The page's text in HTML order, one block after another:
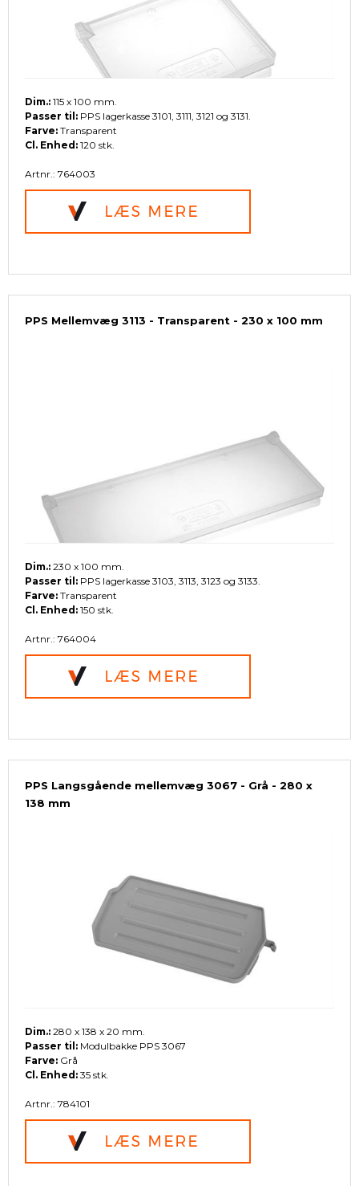
Dim.: 115 x 100 mm.
Passer til: PPS lagerkasse 3101, 3111, 3121 og 3131.
Farve: Transparent
Cl. Enhed: 120 stk.
Artnr.: 764003
PPS Mellemvæg 3113 - Transparent - 230 x 100 mm
Dim.: 230 x 100 mm.
Passer til: PPS lagerkasse 3103, 3113, 3123 og 3133.
Farve: Transparent
Cl. Enhed: 150 stk.
Artnr.: 764004
PPS Langsgående mellemvæg 3067 - Grå - 280 x
138 mm
Dim.: 280 x 138 x 20 mm.
Passer til: Modulbakke PPS 3067
Farve: Grå
Cl. Enhed: 35 stk.
Artnr.: 784101